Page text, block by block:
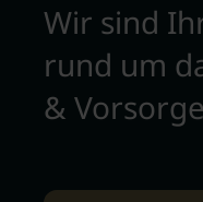
Wir sind
rund um
&